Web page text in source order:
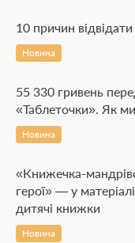
10 причин
Новина
55 330 гривень
«Таблеточки». Як
Новина
«Книжечка-
герої» — у
дитячі книжки
Новина